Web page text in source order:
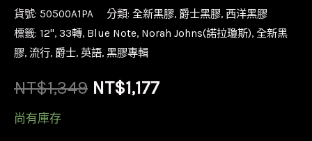
貨號: 50500A1PA 分類: 全新黑膠, 爵士黑膠, 西洋黑膠
標籤: 12'', 33轉, Blue Note, Norah Johns(諾拉瓊斯), 全新黑
膠, 流行, 爵士, 英語, 黑膠專輯
NT$1,349 原
NT$1,177目
尚有庫存